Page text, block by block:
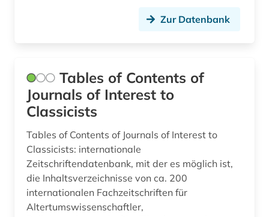
konferenzschrift (1)
kroatien (3)
kulturwissenschaften (4)
kunst (1)
kunstgeschichte (1)
Zur Datenbank
Tables of Contents of
Journals of Interest to
Classicists
Tables of Contents of Journals of Interest to
Classicists: internationale
Zeitschriftendatenbank, mit der es möglich ist,
die Inhaltsverzeichnisse von ca. 200
internationalen Fachzeitschriften für
Altertumswissenschaftler,